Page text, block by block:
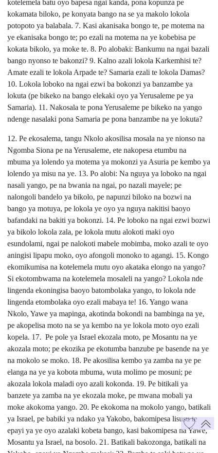
kotelemela batu oyo bapesa ngai kanda, pona kopunza pe
kokamata biloko, pe konyata bango na se ya makolo lokola
potopoto ya balabala. 7. Kasi akanisaka bongo te, pe motema na
ye ekanisaka bongo te; po ezali na motema na ye kobebisa pe
kokata bikolo, ya moke te. 8. Po alobaki: Bankumu na ngai bazali
bango nyonso te bakonzi? 9. Kalno azali lokola Karkemhisi te?
Amate ezali te lokola Arpade te? Samaria ezali te lokola Damas?
10. Lokola loboko na ngai ezwi ba bokonzi ya banzambe ya
lokuta (pe bikeko na bango elekaki oyo ya Yerusaleme pe ya
Samaria). 11. Nakosala te pona Yerusaleme pe bikeko na yango
ndenge nasalaki pona Samaria pe pona banzambe na ye lokuta?
12. Pe ekosalema, tangu Nkolo akosilisa mosala na ye nionso na
Ngomba Siona pe na Yerusaleme, ete nakopesa etumbu na
mbuma ya lolendo ya motema ya mokonzi ya Asuria pe kembo ya
lolendo ya misu na ye. 13. Po alobi: Na nguya ya loboko na ngai
nasali yango, pe na bwania na ngai, po nazali mayele; pe
nalongoli bandelo ya bikolo, pe napunzi biloko na bozwi na
bango ya motuya, pe lokola ye oyo ya nguya nakitisi baoyo
bafandaki na bakiti ya bokonzi. 14. Pe loboko na ngai ezwi bozwi
ya bikolo lokola zala, pe lokola mutu alokoti maki oyo
esundolami, ngai pe nalokoti mabele mobimba, moko azali te oyo
aningisi lipapu moko, oyo afongoli monoko to agangi. 15. Kongo
ekomikumisa na kotelemela mutu oyo akataka elongo na yango?
Si ekotombwama na kotelemela mosaleli na yango? Lokola nde
lingenda ekoningisa baoyo batombolaka yango, to lokola nde
lingenda etombolaka oyo ezali mabaya te! 16. Yango wana
Nkolo, Yawe ya mapinga, akotinda bokondi na bambinga na ye,
pe akopelisa moto na se ya kembo na ye lokola moto oyo ezali
kopela. 17. Pe pole ya Israel ekozala moto, pe Mosantu na ye
akozala moto; pe ekozika pe ekotumba banzube pe basende na ye
na mokolo se moko. 18. Pe akosilisa kembo ya zamba na ye pe
elanga na ye ya kobota mbuma, wuta molimo pe mosuni; pe
akozala lokola maladi oyo azali kokonda. 19. Pe bitikali ya
banzete ya zamba na ye ekozala moke, pe mwana mobali ya
moke akokoma yango. 20. Pe ekokoma na mokolo yango, batikali
ya Israel, pe babiki ya ndako ya Yakobo, bakomipesa lisusu te
epayi ya ye oyo azalaki kobeta bango, kasi bakomipesa na Yawe,
Mosantu ya Israel, na bosolo. 21. Batikali bakozonga, batikali na